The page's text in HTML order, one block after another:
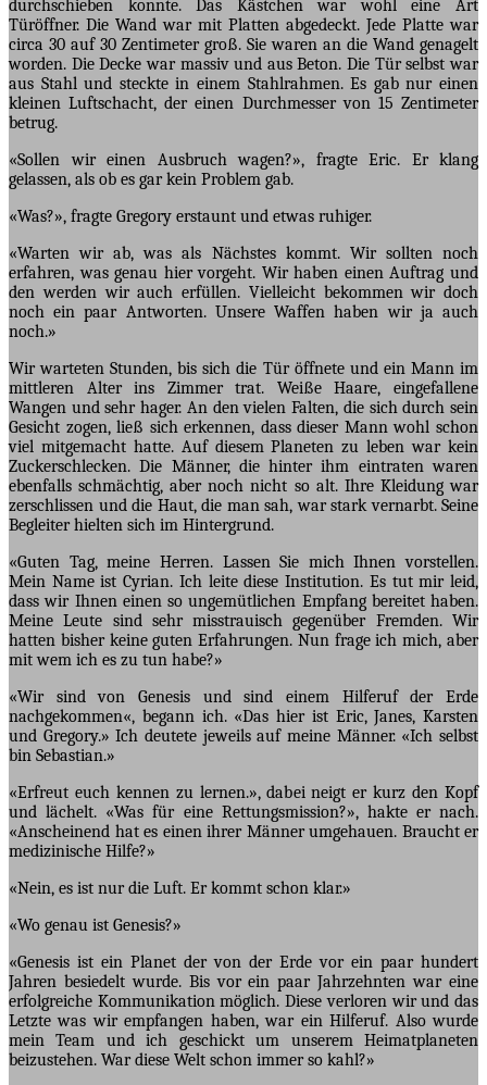
durchschieben konnte. Das Kästchen war wohl eine Art
Türöffner. Die Wand war mit Platten abgedeckt. Jede Platte war
circa 30 auf 30 Zentimeter groß. Sie waren an die Wand genagelt
worden. Die Decke war massiv und aus Beton. Die Tür selbst war
aus Stahl und steckte in einem Stahlrahmen. Es gab nur einen
kleinen Luftschacht, der einen Durchmesser von 15 Zentimeter
betrug.
«Sollen wir einen Ausbruch wagen?», fragte Eric. Er klang
gelassen, als ob es gar kein Problem gab.
«Was?», fragte Gregory erstaunt und etwas ruhiger.
«Warten wir ab, was als Nächstes kommt. Wir sollten noch
erfahren, was genau hier vorgeht. Wir haben einen Auftrag und
den werden wir auch erfüllen. Vielleicht bekommen wir doch
noch ein paar Antworten. Unsere Waffen haben wir ja auch
noch.»
Wir warteten Stunden, bis sich die Tür öffnete und ein Mann im
mittleren Alter ins Zimmer trat. Weiße Haare, eingefallene
Wangen und sehr hager. An den vielen Falten, die sich durch sein
Gesicht zogen, ließ sich erkennen, dass dieser Mann wohl schon
viel mitgemacht hatte. Auf diesem Planeten zu leben war kein
Zuckerschlecken. Die Männer, die hinter ihm eintraten waren
ebenfalls schmächtig, aber noch nicht so alt. Ihre Kleidung war
zerschlissen und die Haut, die man sah, war stark vernarbt. Seine
Begleiter hielten sich im Hintergrund.
«Guten Tag, meine Herren. Lassen Sie mich Ihnen vorstellen.
Mein Name ist Cyrian. Ich leite diese Institution. Es tut mir leid,
dass wir Ihnen einen so ungemütlichen Empfang bereitet haben.
Meine Leute sind sehr misstrauisch gegenüber Fremden. Wir
hatten bisher keine guten Erfahrungen. Nun frage ich mich, aber
mit wem ich es zu tun habe?»
«Wir sind von Genesis und sind einem Hilferuf der Erde
nachgekommen«, begann ich. «Das hier ist Eric, Janes, Karsten
und Gregory.» Ich deutete jeweils auf meine Männer. «Ich selbst
bin Sebastian.»
«Erfreut euch kennen zu lernen.», dabei neigt er kurz den Kopf
und lächelt. «Was für eine Rettungsmission?», hakte er nach.
«Anscheinend hat es einen ihrer Männer umgehauen. Braucht er
medizinische Hilfe?»
«Nein, es ist nur die Luft. Er kommt schon klar.»
«Wo genau ist Genesis?»
«Genesis ist ein Planet der von der Erde vor ein paar hundert
Jahren besiedelt wurde. Bis vor ein paar Jahrzehnten war eine
erfolgreiche Kommunikation möglich. Diese verloren wir und das
Letzte was wir empfangen haben, war ein Hilferuf. Also wurde
mein Team und ich geschickt um unserem Heimatplaneten
beizustehen. War diese Welt schon immer so kahl?»